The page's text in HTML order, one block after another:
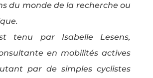
du monde de la recherche ou
tenu par Isabelle Lesens,
en mobilités actives
par de simples cyclistes